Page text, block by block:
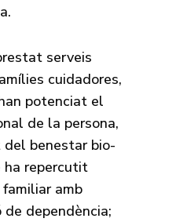
serveis
cuidadores,
potenciat el
de la persona,
benestar bio-
ha repercutit
amb
dependència;